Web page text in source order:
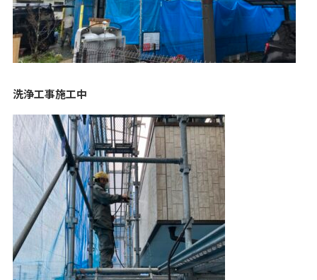
洗浄工事施工中